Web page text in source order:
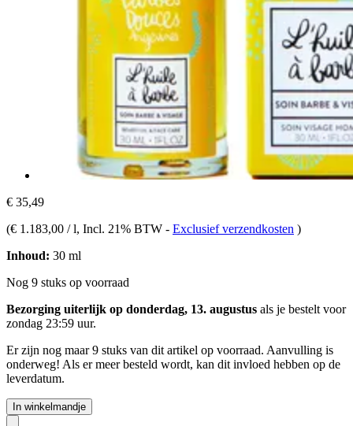
€ 35,49
(€ 1.183,00 / l, Incl. 21% BTW - Exclusief verzendkosten )
Inhoud: 30 ml
Nog 9 stuks op voorraad
Bezorging uiterlijk op donderdag, 13. augustus als je bestelt voor
zondag 23:59 uur.
Er zijn nog maar 9 stuks van dit artikel op voorraad. Aanvulling is
onderweg! Als er meer besteld wordt, kan dit invloed hebben op de
leverdatum.
In winkelmandje